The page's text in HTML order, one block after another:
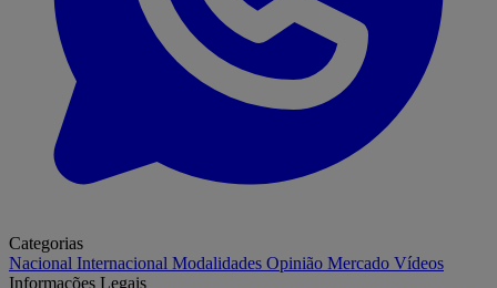
Categorias
Nacional Internacional Modalidades Opinião Mercado Vídeos
Informações Legais